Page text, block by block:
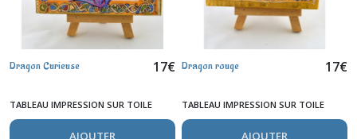
Dragon Curieuse 17€
TABLEAU IMPRESSION SUR TOILE
AJOUTER
Dragon rouge 17€
TABLEAU IMPRESSION SUR TOILE
AJOUTER